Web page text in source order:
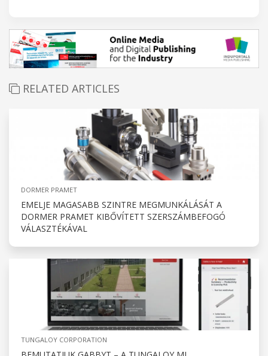
RELATED ARTICLES
DORMER PRAMET
EMELJE MAGASABB SZINTRE MEGMUNKÁLÁSÁT A
DORMER PRAMET KIBŐVÍTETT SZERSZÁMBEFOGÓ
VÁLASZTÉKÁVAL
TUNGALOY CORPORATION